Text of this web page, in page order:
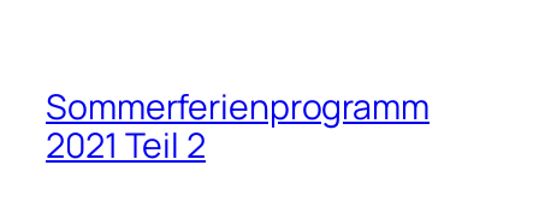
Sommerferienprogramm
2021 Teil 2